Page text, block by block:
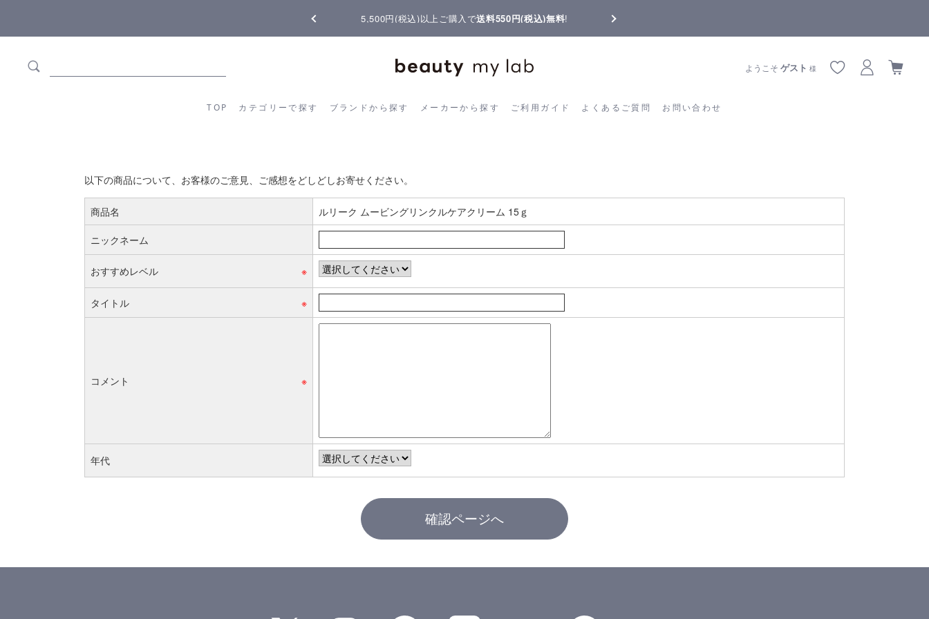
5,500円(税込)以上ご購入で送料550円(税込)無料!
TOP カテゴリーで探す ブランドから探す メーカーから探す ご利用ガイド よくあるご質問 お問い合わせ
ようこそゲスト 様
カテゴリーから探す ブランドから探す メーカーから探す ご利用ガイド よくあるご質問
以下の商品について、お客様のご意見、ご感想をどしどしお寄せください。
商品名 ルリーク ムービングリンクルケアクリーム 15ｇ
ニックネーム
おすすめレベル ※
タイトル ※
コメント ※
年代